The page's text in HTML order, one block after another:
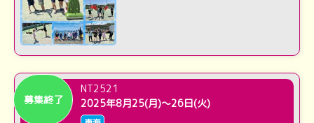
募集終了
NT2521
2025年8月25(月)～26日(火)